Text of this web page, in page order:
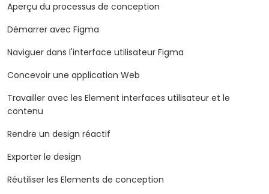
Aperçu du processus de conception
Démarrer avec Figma
Naviguer dans l'interface utilisateur Figma
Concevoir une application Web
Travailler avec les Element interfaces utilisateur et le
contenu
Rendre un design réactif
Exporter le design
Réutiliser les Elements de conception